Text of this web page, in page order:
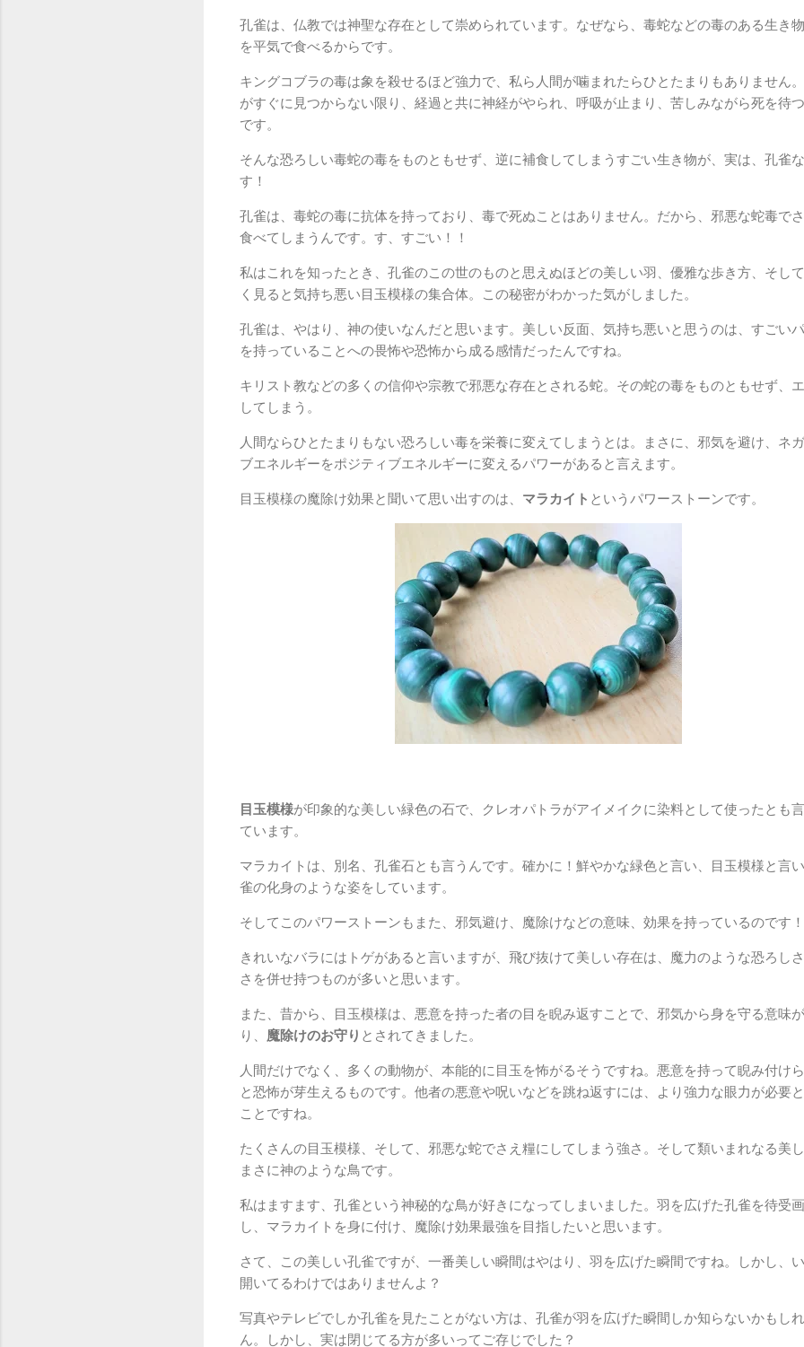
孔雀は、仏教では神聖な存在として崇められています。なぜなら、毒蛇などの毒のある生き
を平気で食べるからです。
キングコブラの毒は象を殺せるほど強力で、私ら人間が噛まれたらひとたまりもありません
がすぐに見つからない限り、経過と共に神経がやられ、呼吸が止まり、苦しみながら死を待
です。
そんな恐ろしい毒蛇の毒をものともせず、逆に補食してしまうすごい生き物が、実は、孔雀
す！
孔雀は、毒蛇の毒に抗体を持っており、毒で死ぬことはありません。だから、邪悪な蛇毒で
食べてしまうんです。す、すごい！！
私はこれを知ったとき、孔雀のこの世のものと思えぬほどの美しい羽、優雅な歩き方、そし
く見ると気持ち悪い目玉模様の集合体。この秘密がわかった気がしました。
孔雀は、やはり、神の使いなんだと思います。美しい反面、気持ち悪いと思うのは、すごい
を持っていることへの畏怖や恐怖から成る感情だったんですね。
キリスト教などの多くの信仰や宗教で邪悪な存在とされる蛇。その蛇の毒をものともせず、
してしまう。
人間ならひとたまりもない恐ろしい毒を栄養に変えてしまうとは。まさに、邪気を避け、ネ
ブエネルギーをポジティブエネルギーに変えるパワーがあると言えます。
目玉模様の魔除け効果と聞いて思い出すのは、 マラカイト というパワーストーンです。
目玉模様が印象的な美しい緑色の石で、クレオパトラがアイメイクに染料として使ったとも
ています。
マラカイトは、別名、孔雀石とも言うんです。確かに！鮮やかな緑色と言い、目玉模様と言
雀の化身のような姿をしています。
そしてこのパワーストーンもまた、邪気避け、魔除けなどの意味、効果を持っているのです！
きれいなバラにはトゲがあると言いますが、飛び抜けて美しい存在は、魔力のような恐ろし
さを併せ持つものが多いと思います。
また、昔から、目玉模様は、悪意を持った者の目を睨み返すことで、邪気から身を守る意味
り、 魔除けのお守り とされてきました。
人間だけでなく、多くの動物が、本能的に目玉を怖がるそうですね。悪意を持って睨み付け
と恐怖が芽生えるものです。他者の悪意や呪いなどを跳ね返すには、より強力な眼力が必要
ことですね。
たくさんの目玉模様、そして、邪悪な蛇でさえ糧にしてしまう強さ。そして類いまれなる美
まさに神のような鳥です。
私はますます、孔雀という神秘的な鳥が好きになってしまいました。羽を広げた孔雀を待受
し、マラカイトを身に付け、魔除け効果最強を目指したいと思います。
さて、この美しい孔雀ですが、一番美しい瞬間はやはり、羽を広げた瞬間ですね。しかし、
開いてるわけではありませんよ？
写真やテレビでしか孔雀を見たことがない方は、孔雀が羽を広げた瞬間しか知らないかもし
ん。しかし、実は閉じてる方が多いってご存じでした？